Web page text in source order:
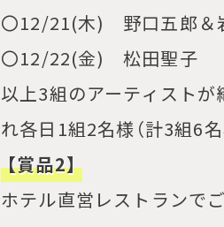
〇12/21(木) 野口五郎＆
〇12/22(金) 松田聖子
以上3組のアーティスト
れ各日1組2名様（計3組6
【賞品2】
ホテル直営レストランで